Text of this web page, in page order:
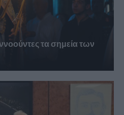
τα σημεία των